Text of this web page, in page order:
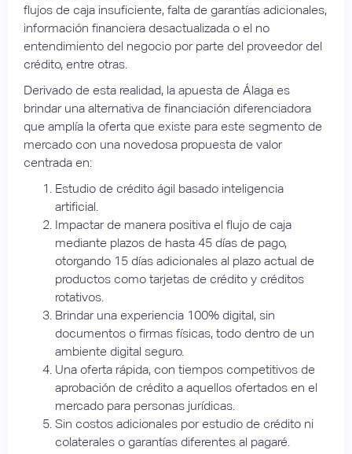
flujos de caja insuficiente, falta de garantías adicionales,
información financiera desactualizada o el no
entendimiento del negocio por parte del proveedor del
crédito, entre otras.
Derivado de esta realidad, la apuesta de Álaga es
brindar una alternativa de financiación diferenciadora
que amplía la oferta que existe para este segmento de
mercado con una novedosa propuesta de valor
centrada en:
Estudio de crédito ágil basado inteligencia
artificial.
Impactar de manera positiva el flujo de caja
mediante plazos de hasta 45 días de pago,
otorgando 15 días adicionales al plazo actual de
productos como tarjetas de crédito y créditos
rotativos.
Brindar una experiencia 100% digital, sin
documentos o firmas físicas, todo dentro de un
ambiente digital seguro.
Una oferta rápida, con tiempos competitivos de
aprobación de crédito a aquellos ofertados en el
mercado para personas jurídicas.
Sin costos adicionales por estudio de crédito ni
colaterales o garantías diferentes al pagaré.